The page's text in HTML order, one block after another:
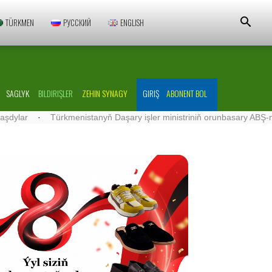
TÜRKMEN РУССКИЙ ENGLISH
SAGLYK BILDIRIŞLER ZEHIN SYNAGY GIRIŞ ABONENT BOL
· Türkmenistanyň Daşary işler ministriniň orunbasary ABŞ-nyň